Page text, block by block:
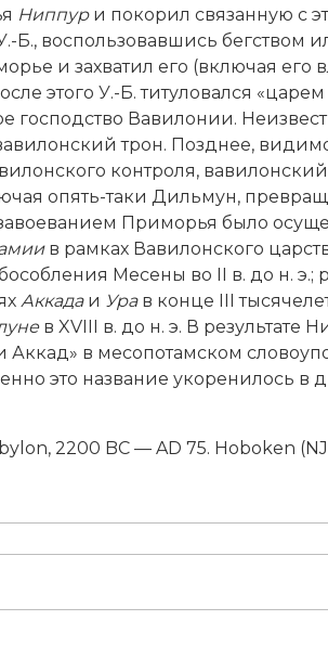
Ниппури покорил связанную с
Б., воспользовавшись бегством
и захватил его (включая
этого У.-Б. титуловался
господство Вавилонии.
трон. Позднее,
контроля,
опять-таки Дильмун,
Приморья было
в рамках Вавилонского
Месены во II в. до н. э.;
Аккадаи Урав конце III
в XVIII в. до н. э. В результате
Аккад» в месопотамском
это название укоренилось в
2200 BC — AD 75. Hoboken